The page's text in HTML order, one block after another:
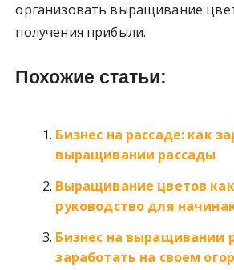
организовать выращивание
получения прибыли.
Похожие статьи:
Бизнес на рассаде: как
выращивании рассады
Выращивание цветов
руководство для
Бизнес на выращивании
заработать на своем